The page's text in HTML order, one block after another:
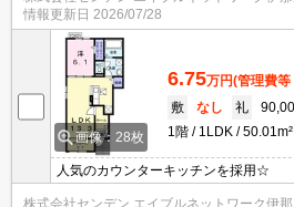
情報更新日 2026/07/28
画像：28枚
6.75万円(管理費
敷
なし 礼
1階
1LDK 50.01m²
人気のカウンターキッチンを採用☆
株式会社センデン エイブルネットワーク伊